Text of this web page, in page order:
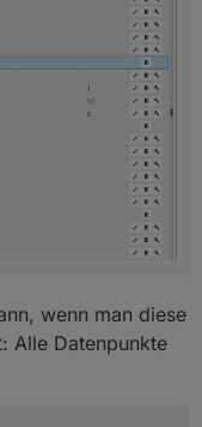
wenn man diese
Alle Datenpunkte